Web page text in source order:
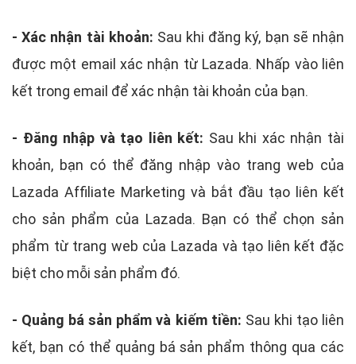
- Xác nhận tài khoản: Sau khi đăng ký, bạn sẽ nhận
được một email xác nhận từ Lazada. Nhấp vào liên
kết trong email để xác nhận tài khoản của bạn.
- Đăng nhập và tạo liên kết: Sau khi xác nhận tài
khoản, bạn có thể đăng nhập vào trang web của
Lazada Affiliate Marketing và bắt đầu tạo liên kết
cho sản phẩm của Lazada. Bạn có thể chọn sản
phẩm từ trang web của Lazada và tạo liên kết đặc
biệt cho mỗi sản phẩm đó.
- Quảng bá sản phẩm và kiếm tiền: Sau khi tạo liên
kết, bạn có thể quảng bá sản phẩm thông qua các